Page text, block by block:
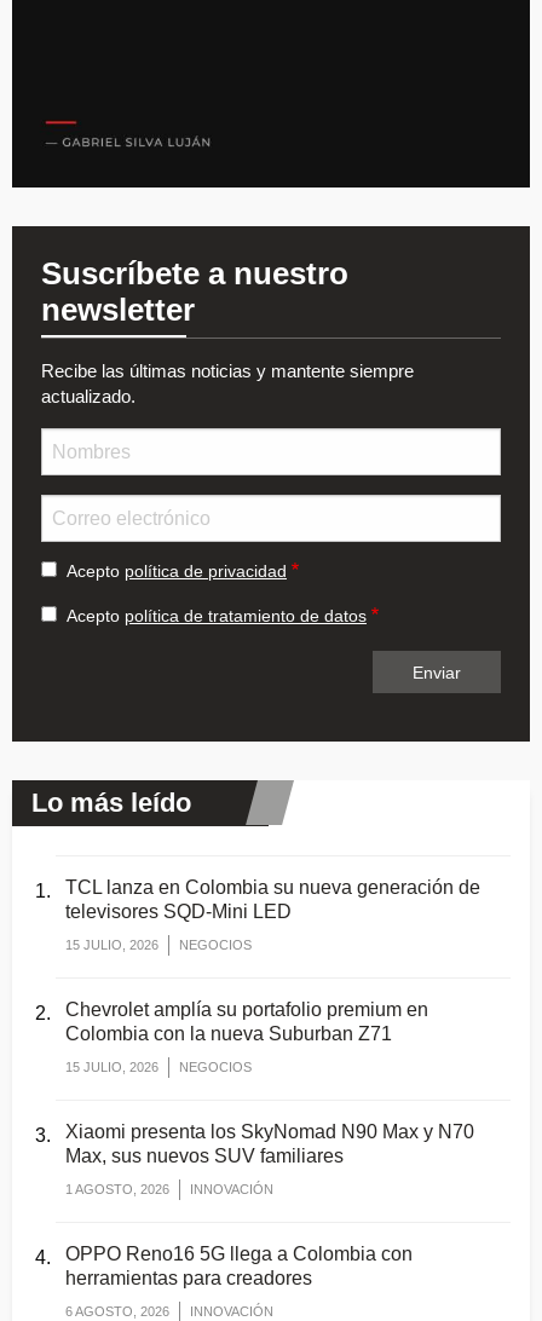
Suscríbete a nuestro
newsletter
Recibe las últimas noticias y mantente siempre
actualizado.
Acepto política de privacidad
Acepto política de tratamiento de datos
Lo más leído
TCL lanza en Colombia su nueva generación de
televisores SQD-Mini LED
15 JULIO, 2026 NEGOCIOS
Chevrolet amplía su portafolio premium en
Colombia con la nueva Suburban Z71
15 JULIO, 2026 NEGOCIOS
Xiaomi presenta los SkyNomad N90 Max y N70
Max, sus nuevos SUV familiares
1 AGOSTO, 2026 INNOVACIÓN
OPPO Reno16 5G llega a Colombia con
herramientas para creadores
6 AGOSTO, 2026 INNOVACIÓN